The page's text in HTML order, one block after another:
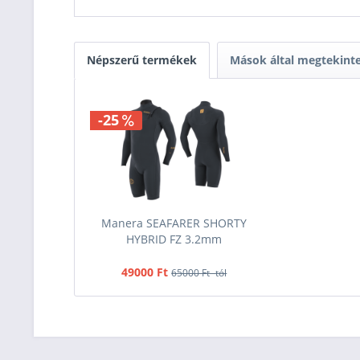
Népszerű termékek Mások által
-25
Manera SEAFARER SHORTY
HYBRID FZ 3.2mm
49000 Ft 65000 Ft -tól